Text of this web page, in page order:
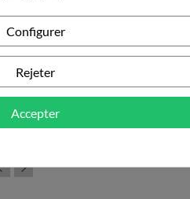
Eau Solaire SPF50+ 150ml
14,88 €
Configurer
Rejeter
Accepter